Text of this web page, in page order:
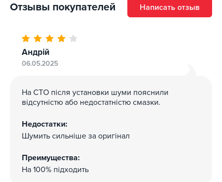
Отзывы покупателей Написать отзыв
Андрій
06.05.2025
На СТО після установки шуми пояснили
відсутністю або недостатністю смазки.
Недостатки:
Шумить сильніше за оригінал
Преимущества:
На 100% підходить